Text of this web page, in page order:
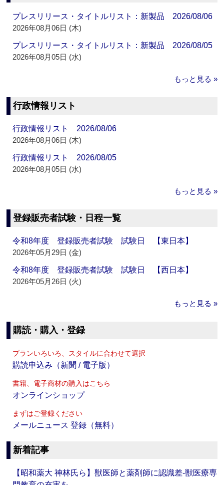
プレスリリース・タイトルリスト：新製品 2026/08/06
2026年08月06日 (木)
プレスリリース・タイトルリスト：新製品 2026/08/05
2026年08月05日 (水)
もっと見る »
行政情報リスト
行政情報リスト 2026/08/06
2026年08月06日 (木)
行政情報リスト 2026/08/05
2026年08月05日 (水)
もっと見る »
登録販売者試験・日程一覧
令和8年度 登録販売者試験 試験日 【東日本】
2026年05月29日 (金)
令和8年度 登録販売者試験 試験日 【西日本】
2026年05月26日 (火)
もっと見る »
購読・購入・登録
プランいろいろ、スタイルに合わせて選択
購読申込み（新聞 / 電子版）
書籍、電子商材の購入はこちら
オンラインショップ
まずはご登録ください
メールニュース 登録（無料）
新着記事
【昭和薬大 神林氏ら】獣医師と薬剤師に認識差‐獣医療専